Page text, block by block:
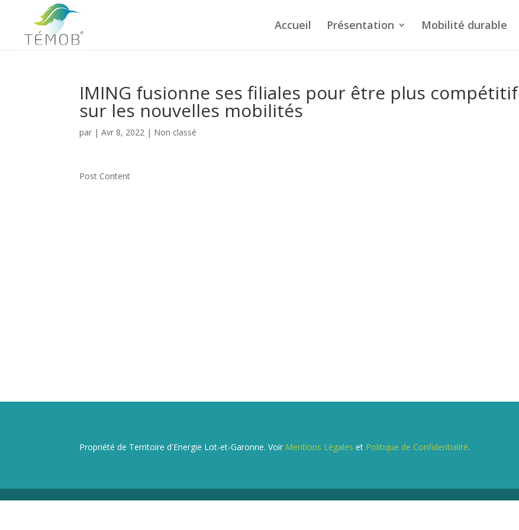
Accueil Présentation Mobilité durable
IMING fusionne ses filiales pour être plus compétitif
sur les nouvelles mobilités
par |Avr 8, 2022 | Non classé
Post Content
Propriété de Territoire d'Energie Lot-et-Garonne. Voir Mentions Légales et Politique de Confidentialité.